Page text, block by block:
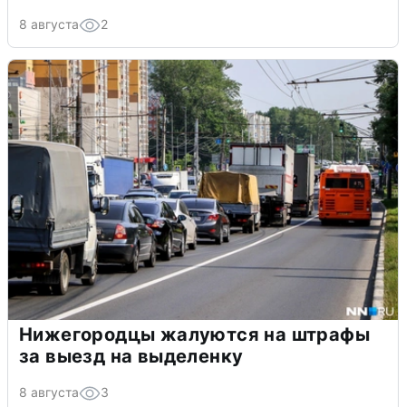
8 августа 2
Нижегородцы жалуются на штрафы
за выезд на выделенку
8 августа 3